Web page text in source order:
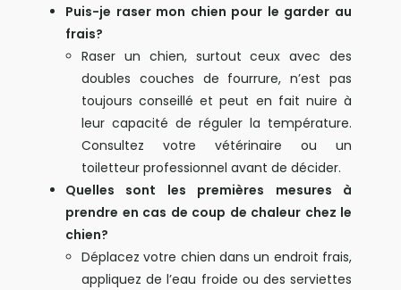
Puis-je raser mon chien pour le garder au
frais?
Raser un chien, surtout ceux avec des
doubles couches de fourrure, n’est pas
toujours conseillé et peut en fait nuire à
leur capacité de réguler la température.
Consultez votre vétérinaire ou un
toiletteur professionnel avant de décider.
Quelles sont les premières mesures à
prendre en cas de coup de chaleur chez le
chien?
Déplacez votre chien dans un endroit frais,
appliquez de l’eau froide ou des serviettes